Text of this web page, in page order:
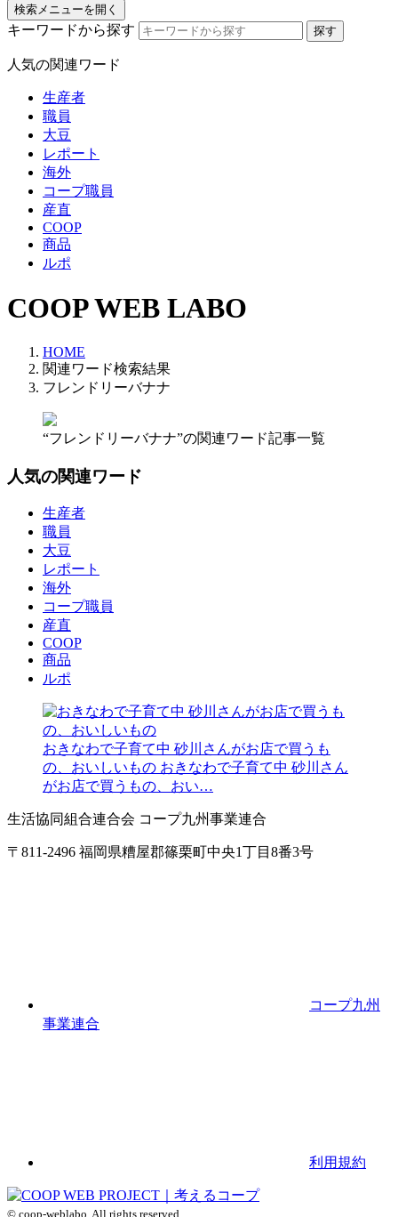
検索メニューを開く
キーワードから探す
人気の関連ワード
生産者
職員
大豆
レポート
海外
コープ職員
産直
COOP
商品
ルポ
COOP WEB LABO
HOME
関連ワード検索結果
フレンドリーバナナ
“フレンドリーバナナ”の関連ワード記事一覧
人気の関連ワード
生産者
職員
大豆
レポート
海外
コープ職員
産直
COOP
商品
ルポ
おきなわで子育て中 砂川さんがお店で買うも
の、おいしいもの おきなわで子育て中 砂川さん
がお店で買うもの、おい…
生活協同組合連合会 コープ九州事業連合
〒811-2496 福岡県糟屋郡篠栗町中央1丁目8番3号
コープ九州
事業連合
利用規約
© coop-weblabo. All rights reserved.